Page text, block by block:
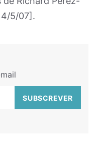
4/5/07].